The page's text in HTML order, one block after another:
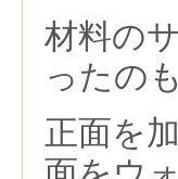
材料の
ったの
正面を